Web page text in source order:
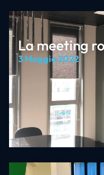
La meeting
3 Maggio 2022